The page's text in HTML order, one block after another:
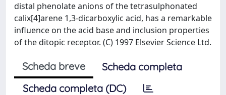
distal phenolate anions of the tetrasulphonated
calix[4]arene 1,3-dicarboxylic acid, has a remarkable
influence on the acid base and inclusion properties
of the ditopic receptor. (C) 1997 Elsevier Science Ltd.
Scheda breve
Scheda completa
Scheda completa (DC)